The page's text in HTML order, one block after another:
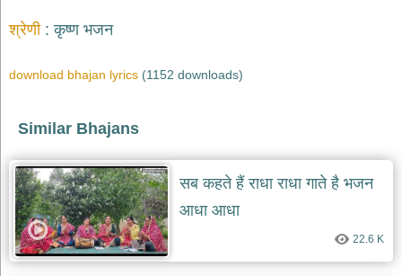
विविध
miscellaneous
bhajans
भजन
bhajans
बाबा
बालक
नाथ
भजन
baba
श्रेणी कृष्ण भजन
download bhajan lyrics (1152 downloads)
Similar Bhajans
सब कहते हैं राधा राधा गाते है भजन
आधा आधा
22.6 K